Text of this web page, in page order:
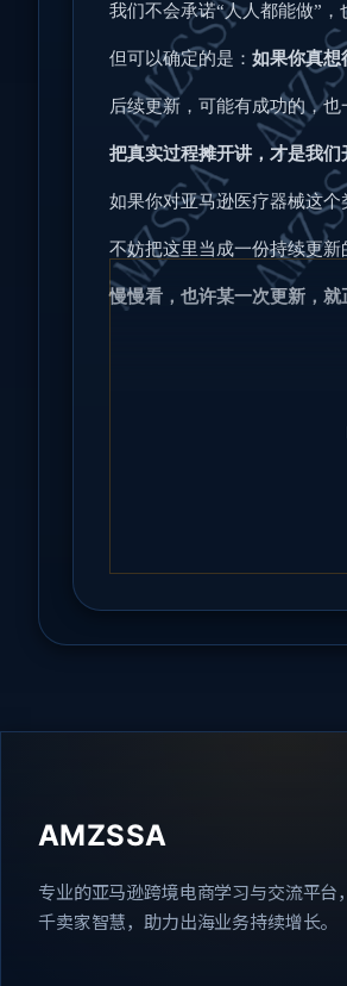
我们不会承诺“人人都能做”，
但可以确定的是： 如果你真想
后续更新，可能有成功的，也
把真实过程摊开讲，才是我们
如果你对亚马逊医疗器械这个
不妨把这里当成一份持续更新
慢慢看，也许某一次更新，
AMZSSA
专业的亚马逊跨境电商学习与交流平台
千卖家智慧，助力出海业务持续增长。